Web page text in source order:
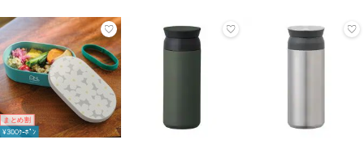
まとめ割
¥300ｸｰﾎﾟﾝ